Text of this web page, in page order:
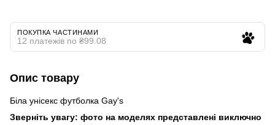
ПОКУПКА ЧАСТИНАМИ
12 платежів по ₴99.08
Опис товару
Біла унісекс футболка Gay's
Зверніть увагу: фото на моделях представлені виключно